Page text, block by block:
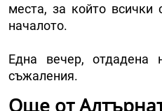
места, за който
началото.
Една вечер, отдадена
съжаления.
Още от